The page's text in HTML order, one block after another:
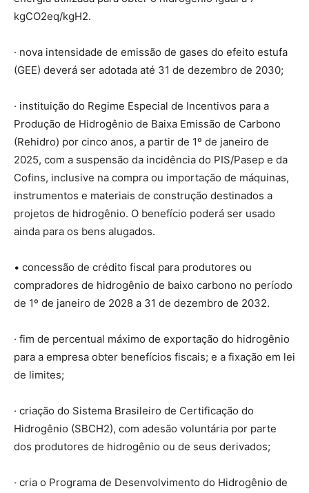
kgCO2eq/kgH2.
· nova intensidade de emissão de gases do efeito estufa
(GEE) deverá ser adotada até 31 de dezembro de 2030;
· instituição do Regime Especial de Incentivos para a
Produção de Hidrogênio de Baixa Emissão de Carbono
(Rehidro) por cinco anos, a partir de 1º de janeiro de
2025, com a suspensão da incidência do PIS/Pasep e da
Cofins, inclusive na compra ou importação de máquinas,
instrumentos e materiais de construção destinados a
projetos de hidrogênio. O benefício poderá ser usado
ainda para os bens alugados.
• concessão de crédito fiscal para produtores ou
compradores de hidrogênio de baixo carbono no período
de 1º de janeiro de 2028 a 31 de dezembro de 2032.
· fim de percentual máximo de exportação do hidrogênio
para a empresa obter benefícios fiscais; e a fixação em lei
de limites;
· criação do Sistema Brasileiro de Certificação do
Hidrogênio (SBCH2), com adesão voluntária por parte
dos produtores de hidrogênio ou de seus derivados;
· cria o Programa de Desenvolvimento do Hidrogênio de